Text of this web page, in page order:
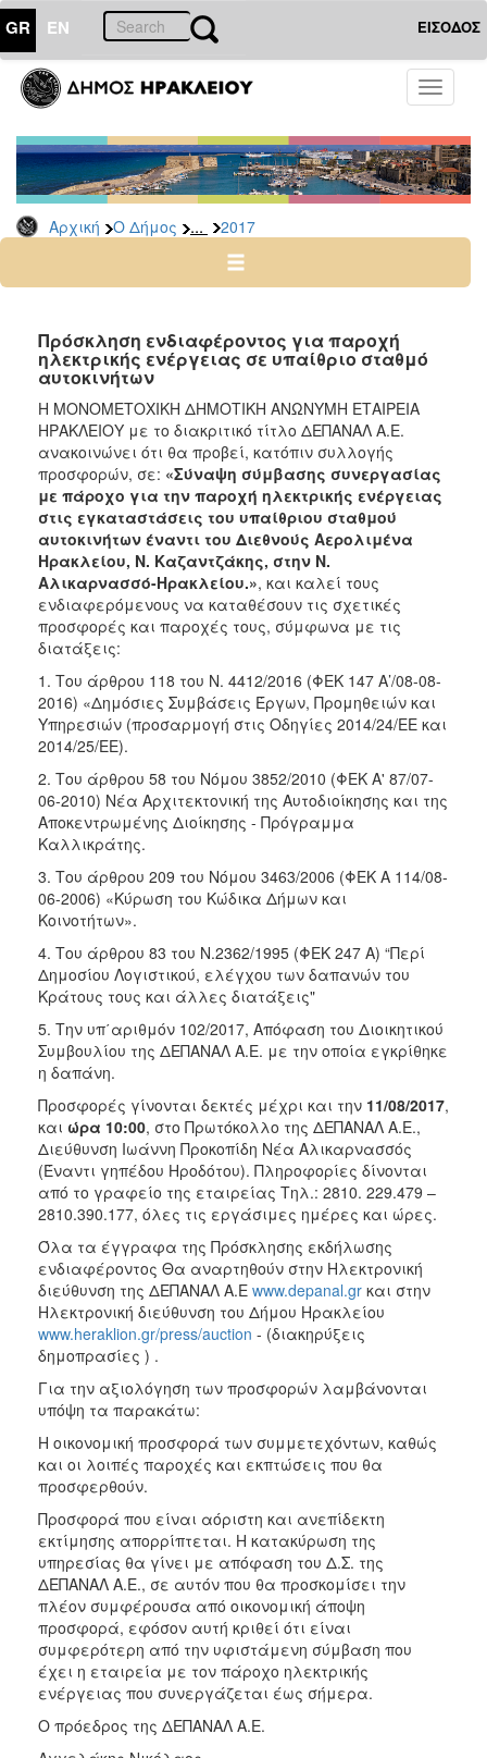
GR EN ΕΙΣΟΔΟΣ
Toggle
Αρχική Ο Δήμος ... 2017
ΔΗΜΟΣ
Προσλήψεις
Αρχείο
2026
2025
2022
2020
2019
2018
2017
2016
2015
2013
ΤΟΠΟΣ
ΠΟΛΙΤΙΣΜΟΣ
ΑΝΘΕΚΤΙΚΗ
ΠΟΛΗ
Πρόσκληση ενδιαφέροντος για παροχή
ηλεκτρικής ενέργειας σε υπαίθριο σταθμό
αυτοκινήτων
Η ΜΟΝΟΜΕΤΟΧΙΚΗ ΔΗΜΟΤΙΚΗ ΑΝΩΝΥΜΗ ΕΤΑΙΡΕΙΑ
ΗΡΑΚΛΕΙΟΥ με το διακριτικό τίτλο ΔΕΠΑΝΑΛ Α.Ε.
ανακοινώνει ότι θα προβεί, κατόπιν συλλογής
προσφορών, σε: «Σύναψη σύμβασης συνεργασίας
με πάροχο για την παροχή ηλεκτρικής ενέργειας
στις εγκαταστάσεις του υπαίθριου σταθμού
αυτοκινήτων έναντι του Διεθνούς Αερολιμένα
Ηρακλείου, Ν. Καζαντζάκης, στην Ν.
Αλικαρνασσό-Ηρακλείου.», και καλεί τους
ενδιαφερόμενους να καταθέσουν τις σχετικές
προσφορές και παροχές τους, σύμφωνα με τις
διατάξεις:
1. Του άρθρου 118 του Ν. 4412/2016 (ΦΕΚ 147 Α’/08-08-
2016) «Δημόσιες Συμβάσεις Έργων, Προμηθειών και
Υπηρεσιών (προσαρμογή στις Οδηγίες 2014/24/ΕΕ και
2014/25/ΕΕ).
2. Του άρθρου 58 του Νόμου 3852/2010 (ΦΕΚ Α' 87/07-
06-2010) Νέα Αρχιτεκτονική της Αυτοδιοίκησης και της
Αποκεντρωμένης Διοίκησης - Πρόγραμμα
Καλλικράτης.
3. Του άρθρου 209 του Νόμου 3463/2006 (ΦΕΚ Α 114/08-
06-2006) «Κύρωση του Κώδικα Δήμων και
Κοινοτήτων».
4. Του άρθρου 83 του Ν.2362/1995 (ΦΕΚ 247 Α) “Περί
Δημοσίου Λογιστικού, ελέγχου των δαπανών του
Κράτους τους και άλλες διατάξεις"
5. Την υπ΄αριθμόν 102/2017, Απόφαση του Διοικητικού
Συμβουλίου της ΔΕΠΑΝΑΛ Α.Ε. με την οποία εγκρίθηκε
η δαπάνη.
Προσφορές γίνονται δεκτές μέχρι και την 11/08/2017,
και ώρα 10:00, στο Πρωτόκολλο της ΔΕΠΑΝΑΛ Α.Ε.,
Διεύθυνση Ιωάννη Προκοπίδη Νέα Αλικαρνασσός
(Έναντι γηπέδου Ηροδότου). Πληροφορίες δίνονται
από το γραφείο της εταιρείας Τηλ.: 2810. 229.479 –
2810.390.177, όλες τις εργάσιμες ημέρες και ώρες.
Όλα τα έγγραφα της Πρόσκλησης εκδήλωσης
ενδιαφέροντος Θα αναρτηθούν στην Ηλεκτρονική
διεύθυνση της ΔΕΠΑΝΑΛ Α.Ε www.depanal.gr και στην
Ηλεκτρονική διεύθυνση του Δήμου Ηρακλείου
www.heraklion.gr/press/auction - (διακηρύξεις
δημοπρασίες ) .
Για την αξιολόγηση των προσφορών λαμβάνονται
υπόψη τα παρακάτω:
Η οικονομική προσφορά των συμμετεχόντων, καθώς
και οι λοιπές παροχές και εκπτώσεις που θα
προσφερθούν.
Προσφορά που είναι αόριστη και ανεπίδεκτη
εκτίμησης απορρίπτεται. Η κατακύρωση της
υπηρεσίας θα γίνει με απόφαση του Δ.Σ. της
ΔΕΠΑΝΑΛ Α.Ε., σε αυτόν που θα προσκομίσει την
πλέον συμφέρουσα από οικονομική άποψη
προσφορά, εφόσον αυτή κριθεί ότι είναι
συμφερότερη από την υφιστάμενη σύμβαση που
έχει η εταιρεία με τον πάροχο ηλεκτρικής
ενέργειας που συνεργάζεται έως σήμερα.
Ο πρόεδρος της ΔΕΠΑΝΑΛ Α.Ε.